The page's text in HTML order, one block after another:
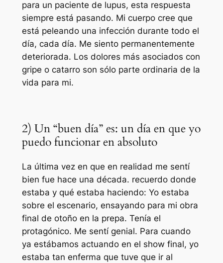
para un paciente de lupus, esta respuesta
siempre está pasando. Mi cuerpo cree que
está peleando una infección durante todo el
día, cada día. Me siento permanentemente
deteriorada. Los dolores más asociados con
gripe o catarro son sólo parte ordinaria de la
vida para mi.
2) Un “buen día” es: un día en que yo
puedo funcionar en absoluto
La última vez en que en realidad me sentí
bien fue hace una década. recuerdo donde
estaba y qué estaba haciendo: Yo estaba
sobre el escenario, ensayando para mi obra
final de otoño en la prepa. Tenía el
protagónico. Me sentí genial. Para cuando
ya estábamos actuando en el show final, yo
estaba tan enferma que tuve que ir al